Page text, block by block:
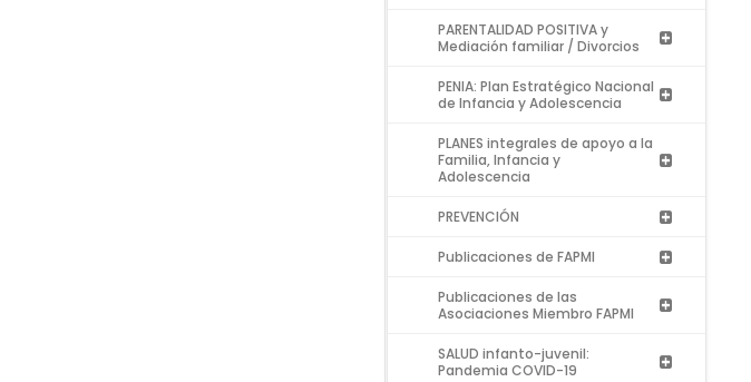
PARENTALIDAD POSITIVA y
Mediación familiar / Divorcios
PENIA: Plan Estratégico Nacional
de Infancia y Adolescencia
PLANES integrales de apoyo a la
Familia, Infancia y
Adolescencia
PREVENCIÓN
Publicaciones de FAPMI
Publicaciones de las
Asociaciones Miembro FAPMI
SALUD infanto-juvenil:
Pandemia COVID-19